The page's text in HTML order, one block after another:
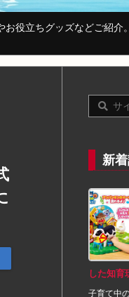
役立ちグッズなどご紹介。
新
した知育
子育て中